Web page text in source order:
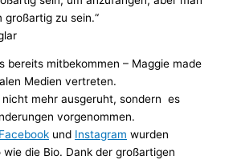
großartig zu sein.“
bereits mitbekommen – Maggie made
Medien vertreten.
mehr ausgeruht, sondern es
vorgenommen.
Facebook und Instagram wurden
die Bio. Dank der großartigen